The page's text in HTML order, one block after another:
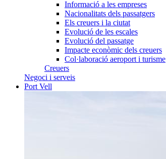
Informació a les empreses
Nacionalitats dels passatgers
Els creuers i la ciutat
Evolució de les escales
Evolució del passatge
Impacte econòmic dels creuers
Col·laboració aeroport i turisme
Creuers
Negoci i serveis
Port Vell